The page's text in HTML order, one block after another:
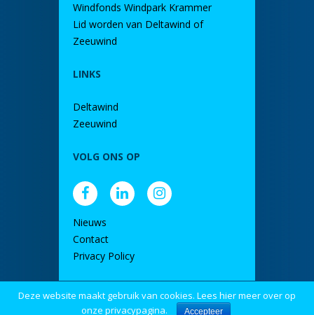
Windfonds Windpark Krammer
Lid worden van Deltawind of
Zeeuwind
LINKS
Deltawind
Zeeuwind
VOLG ONS OP
Nieuws
Contact
Privacy Policy
door DINK
Deze website maakt gebruik van cookies. Lees hier meer over op
onze privacypagina.
Accepteer